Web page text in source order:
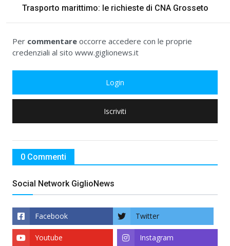
Trasporto marittimo: le richieste di CNA Grosseto
Per commentare occorre accedere con le proprie
credenziali al sito www.giglionews.it
Login
Iscriviti
0 Commenti
Social Network GiglioNews
Facebook Twitter
Instagram
Youtube